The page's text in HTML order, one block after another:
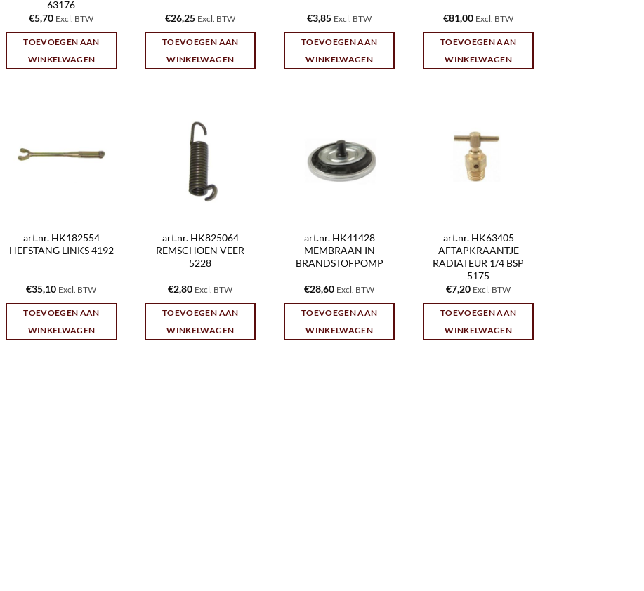
63176
€5,70 Excl. BTW
TOEVOEGEN AAN
WINKELWAGEN
€26,25 Excl. BTW
TOEVOEGEN AAN
WINKELWAGEN
€3,85 Excl. BTW
TOEVOEGEN AAN
WINKELWAGEN
€81,00 Excl. BTW
TOEVOEGEN AAN
WINKELWAGEN
art.nr. HK182554
HEFSTANG LINKS 4192
€35,10 Excl. BTW
TOEVOEGEN AAN
WINKELWAGEN
art.nr. HK825064
REMSCHOEN VEER
5228
€2,80 Excl. BTW
TOEVOEGEN AAN
WINKELWAGEN
art.nr. HK41428
MEMBRAAN IN
BRANDSTOFPOMP
€28,60 Excl. BTW
TOEVOEGEN AAN
WINKELWAGEN
art.nr. HK63405
AFTAPKRAANTJE
RADIATEUR 1/4 BSP
5175
€7,20 Excl. BTW
TOEVOEGEN AAN
WINKELWAGEN